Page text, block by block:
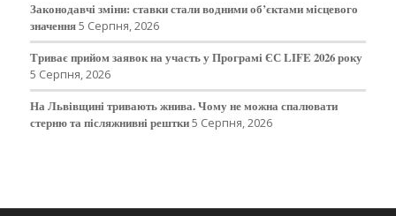
Законодавчі зміни: ставки стали водними об’єктами місцевого
значення5 Серпня, 2026
Триває прийом заявок на участь у Програмі ЄС LIFE 2026 року
5 Серпня, 2026
На Львівщині тривають жнива. Чому не можна спалювати
стерню та післяжнивні рештки5 Серпня, 2026